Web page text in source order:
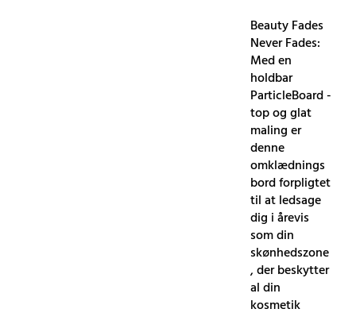
Beauty Fades
Never Fades:
Med en
holdbar
ParticleBoard -
top og glat
maling er
denne
omklædnings
bord forpligtet
til at ledsage
dig i årevis
som din
skønhedszone
, der beskytter
al din
kosmetik